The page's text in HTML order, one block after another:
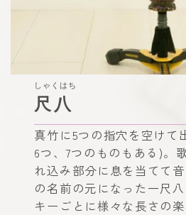
しゃくはち
尺八
真竹に5つの指穴を空けて
6つ、7つのものもある)。
れ込み部分に息を当てて
の名前の元になった一尺八
キーごとに様々な長さの楽